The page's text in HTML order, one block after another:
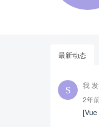
最新动态
我
2年